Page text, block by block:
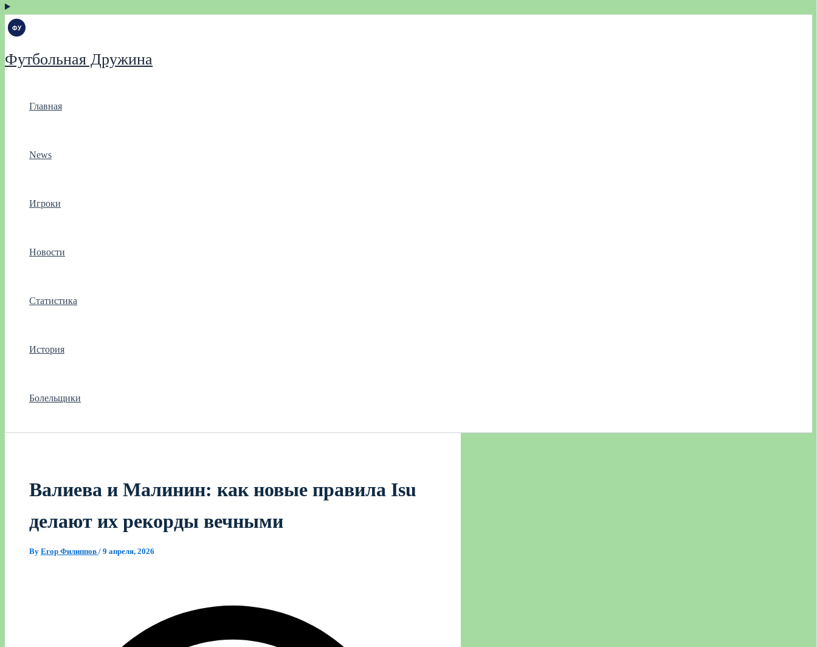
Футбольная Дружина
Главная
News
Игроки
Новости
Статистика
История
Болельщики
Валиева и Малинин: как новые правила Isu
делают их рекорды вечными
By Егор Филиппов / 9 апреля, 2026